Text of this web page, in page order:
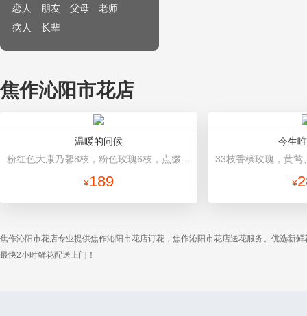
恋人
朋友 父母
老师
病人
长辈
焦作沁阳市花店
温暖的问候
¥189
今生
¥
焦作沁阳市花店专业提供焦作沁阳市花店订花，焦作沁阳市花店送花服务。优选新
最快2小时鲜花配送上门！